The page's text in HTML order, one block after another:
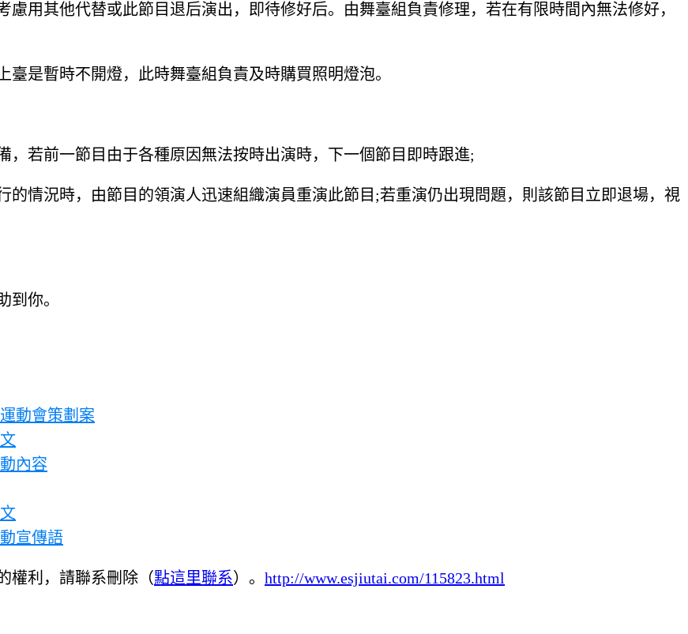
用其他代替或此節目退后演出，即待修好后。由舞臺組負責修理，若在有限時間內無法修好，
是暫時不開燈，此時舞臺組負責及時購買照明燈泡。
若前一節目由于各種原因無法按時出演時，下一個節目即時跟進;
情況時，由節目的領演人迅速組織演員重演此節目;若重演仍出現問題，則該節目立即退場，視
到你。
動會策劃案
內容
宣傳語
權利，請聯系刪除（點這里聯系）。 http://www.esjiutai.com/115823.html